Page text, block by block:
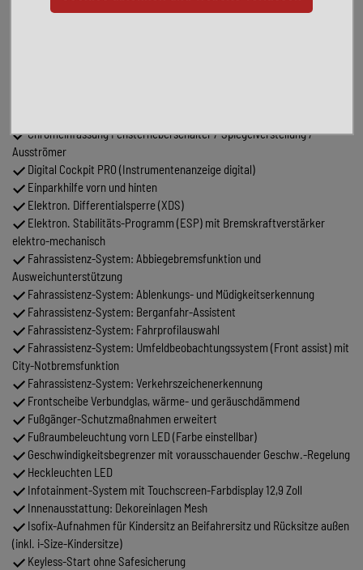
Ausstattung R-Line
Chromeinfassung Fensterheberschalter / Spiegelverstellung /
Ausströmer
Digital Cockpit PRO (Instrumentenanzeige digital)
Einparkhilfe vorn und hinten
Elektron. Differentialsperre (XDS)
Elektron. Stabilitäts-Programm (ESP) mit Bremskraftverstärker
elektro-mechanisch
Fahrassistenz-System: Abbiegebremsfunktion und
Ausweichunterstützung
Fahrassistenz-System: Ablenkungs- und Müdigkeitserkennung
Fahrassistenz-System: Berganfahr-Assistent
Fahrassistenz-System: Fahrprofilauswahl
Fahrassistenz-System: Umfeldbeobachtungssystem (Front assist) mit
City-Notbremsfunktion
Fahrassistenz-System: Verkehrszeichenerkennung
Frontscheibe Verbundglas, wärme- und geräuschdämmend
Fußgänger-Schutzmaßnahmen erweitert
Fußraumbeleuchtung vorn LED (Farbe einstellbar)
Geschwindigkeitsbegrenzer mit vorausschauender Geschw.-Regelung
Heckleuchten LED
Infotainment-System mit Touchscreen-Farbdisplay 12,9 Zoll
Innenausstattung: Dekoreinlagen Mesh
Isofix-Aufnahmen für Kindersitz an Beifahrersitz und Rücksitze außen
(inkl. i-Size-Kindersitze)
Keyless-Start ohne Safesicherung